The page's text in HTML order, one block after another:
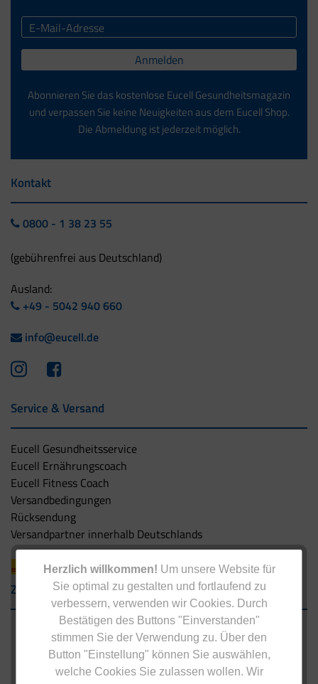
Herzlich willkommen! Um unsere Website für
Sie optimal zu gestalten und fortlaufend zu
verbessern, verwenden wir Cookies. Durch
Bestätigen des Buttons "Einverstanden"
stimmen Sie der Verwendung zu. Über den
Button "Einstellung" können Sie auswählen,
welche Cookies Sie zulassen wollen. Wir
Anmelden
Abonnieren Sie das kostenlose Eucell Gesundheitsmagazin
und verpassen Sie keine Neuigkeiten aus dem Eucell Shop.
Die Abmeldung ist jederzeit möglich.
Kontakt
0800 - 1 38 23 55
(gebührenfrei aus Deutschland)
Ausland:
+49 - 5042 940 660
info@eucell.de
Service & Versand
Eucell Gesundheitsservice
Eucell Ernährungscoach
Eucell Fitness Coach
Versandbedingungen
Rücksendung
Versandpartner innerhalb Deutschlands
Zahlungsarten